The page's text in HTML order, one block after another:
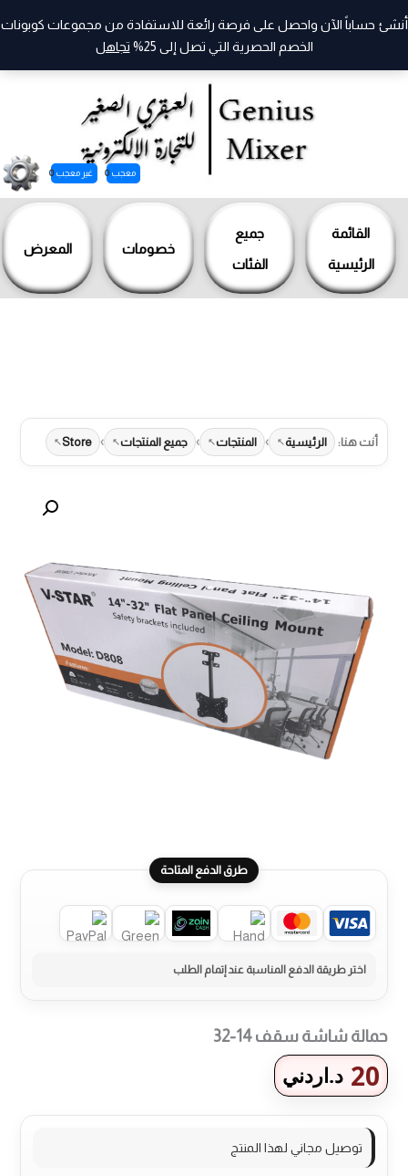
القائمة
الرئيسية
جميع
الفئات
خصومات المعرض
معجب 0 غير معجب 0
أنشئ حساباً الآن واحصل على فرصة رائعة للاستفادة من مجموعات كوبونات
الخصم الحصرية التي تصل إلى 25%
تجاهل
تخطي
أنت هنا: الرئيسية › المنتجات › جميع المنتجات ›
Store
طرق الدفع المتاحة
حمالة شاشة سقف 14-32
20 د.اردني
توصيل مجاني لهذا المنتج